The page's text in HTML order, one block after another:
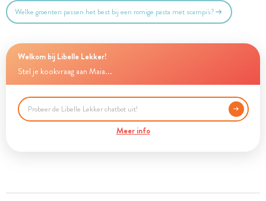
Welke groenten passen het best bij een romige pasta met scampi's?
Welkom bij Libelle Lekker!
Stel je kookvraag aan Maia...
Meer info